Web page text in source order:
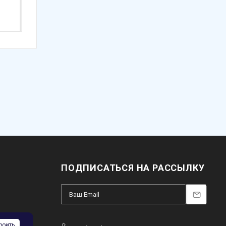
ПОДПИСАТЬСЯ НА РАССЫЛКУ